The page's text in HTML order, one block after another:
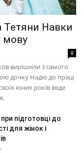
Тетяни Навки
мову
0
вирішили з самого
дочку Надю до праці
юних років веде
підготовці до
для жінок і